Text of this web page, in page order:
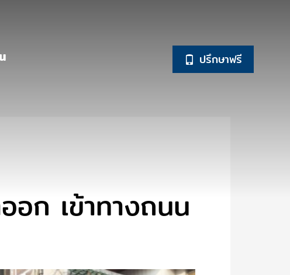
ปรึกษาฟรี
ก เข้าทางถนน